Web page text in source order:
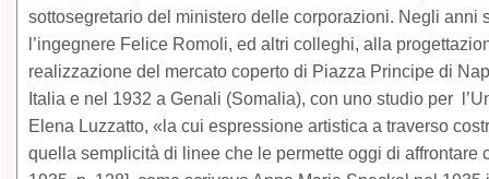
sottosegretario del ministero delle corporazioni. Negli
l’ingegnere Felice Romoli, ed altri colleghi, alla
realizzazione del mercato coperto di Piazza Principe di
Italia e nel 1932 a Genali (Somalia), con uno studio per
Elena Luzzatto, «la cui espressione artistica a traverso
quella semplicità di linee che le permette oggi di